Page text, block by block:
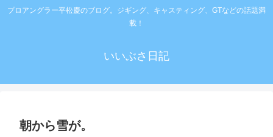
プロアングラー平松慶のブログ。ジギング、キャスティング、GTなどの話題満
載！
いいぶさ日記
朝から雪が。